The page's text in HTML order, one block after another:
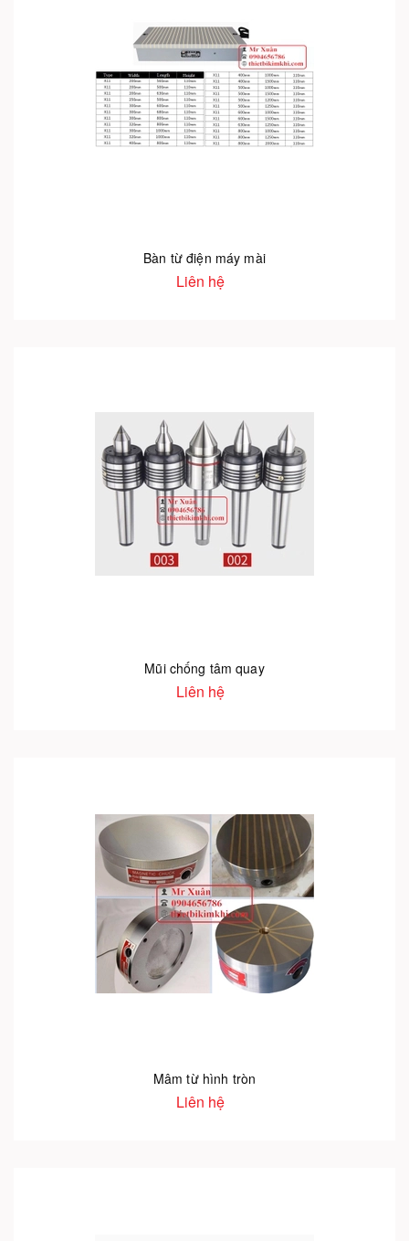
Bàn từ điện máy mài
Liên hệ
Mũi chống tâm quay
Liên hệ
Mâm từ hình tròn
Liên hệ